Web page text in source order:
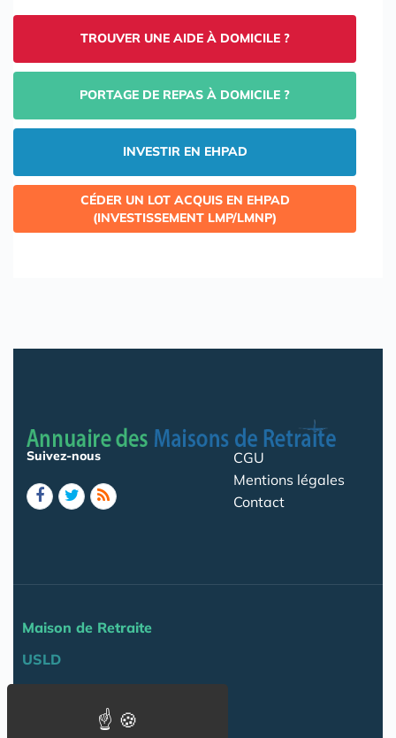
TROUVER UNE AIDE À DOMICILE ?
PORTAGE DE REPAS À DOMICILE ?
INVESTIR EN EHPAD
CÉDER UN LOT ACQUIS EN EHPAD
(INVESTISSEMENT LMP/LMNP)
Suivez-nous
CGU
Mentions légales
Contact
Maison de Retraite
USLD